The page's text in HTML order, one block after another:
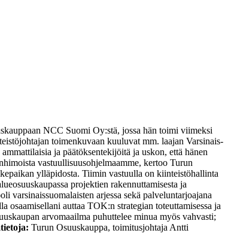
NCC Suomi Oy:stä, jossa hän toimi viimeksi
toimenkuvaan kuuluvat mm. laajan Varsinais-
ja päätöksentekijöitä ja uskon, että hänen
vastuullisuusohjelmaamme, kertoo Turun
ylläpidosta. Tiimin vastuulla on kiinteistöhallinta
projektien rakennuttamisesta ja
varsinaissuomalaisten arjessa sekä palveluntarjoajana
auttaa TOK:n strategian toteuttamisessa ja
arvomaailma puhuttelee minua myös vahvasti;
Turun Osuuskauppa, toimitusjohtaja Antti